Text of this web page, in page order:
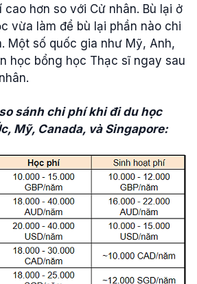
hơn so với Cử nhân. Bù lại ở
vừa làm để bù lại phần nào chi
Một số quốc gia như Mỹ, Anh,
học bổng học Thạc sĩ ngay sau
sánh chi phí khi đi du học
Mỹ, Canada, và Singapore: